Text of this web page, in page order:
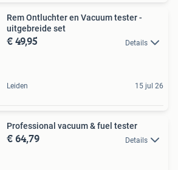
Rem Ontluchter en Vacuum tester -
uitgebreide set
€ 49,95 Details
Leiden 15 jul 26
Professional vacuum & fuel tester
€ 64,79 Details